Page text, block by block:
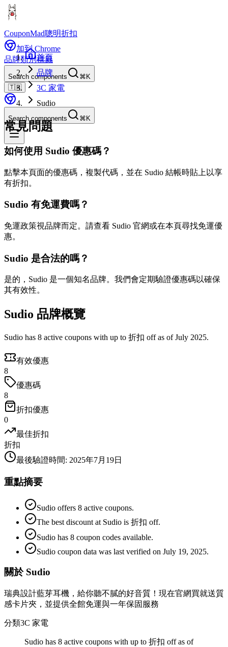
CouponMad聰明折扣
加到 Chrome
品牌類別標籤
Search components
⌘K
🇹🇼
Search components ⌘K
首頁
品牌
3C 家電
Sudio
常見問題
如何使用 Sudio 優惠碼？
點擊本頁面的優惠碼，複製代碼，並在 Sudio 結帳時貼上以享
有折扣。
Sudio 有免運費嗎？
免運政策視品牌而定。請查看 Sudio 官網或在本頁尋找免運優
惠。
Sudio 是合法的嗎？
是的，Sudio 是一個知名品牌。我們會定期驗證優惠碼以確保
其有效性。
Sudio 品牌概覽
Sudio has 8 active coupons with up to 折扣 off as of July 2025.
有效優惠
8
優惠碼
8
折扣優惠
0
最佳折扣
折扣
最後驗證時間: 2025年7月19日
重點摘要
Sudio offers 8 active coupons.
The best discount at Sudio is 折扣 off.
Sudio has 8 coupon codes available.
Sudio coupon data was last verified on July 19, 2025.
關於 Sudio
瑞典設計藍芽耳機，給你聽不膩的好音質！現在官網買就送質
感卡片夾，並提供全館免運與一年保固服務
分類3C 家電
Sudio has 8 active coupons with up to 折扣 off as of